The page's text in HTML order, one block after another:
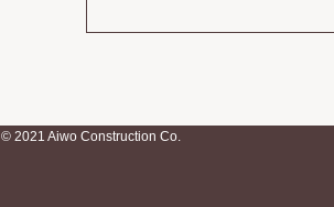
© 2021 Aiwo Construction Co.